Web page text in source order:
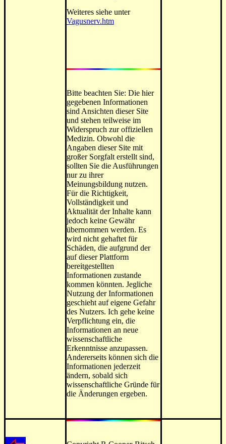
Weiteres siehe unter
Vagusnerv.htm
Bitte beachten Sie: Die hier
gegebenen Informationen
sind Ansichten dieser Site
und stehen teilweise im
Widerspruch zur offiziellen
Medizin. Obwohl die
Angaben dieser Site mit
großer Sorgfalt erstellt sind,
sollten Sie die Ausführungen
nur zu ihrer
Meinungsbildung nutzen.
Für die Richtigkeit,
Vollständigkeit und
Aktualität der Inhalte kann
jedoch keine Gewähr
übernommen werden. Es
wird nicht gehaftet für
Schäden, die aufgrund der
auf dieser Plattform
bereitgestellten
Informationen zustande
kommen könnten. Jegliche
Nutzung der Informationen
geschieht auf eigene Gefahr
des Nutzers. Ich gehe keine
Verpflichtung ein, die
Informationen an neue
wissenschaftliche
Erkenntnisse anzupassen.
Andererseits können sich die
Informationen jederzeit
ändern, sobald sich
wissenschaftliche Gründe für
die Änderungen ergeben.